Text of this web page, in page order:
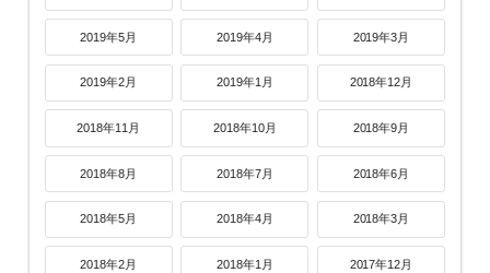
2019年5月 2019年4月 2019年3月
2019年2月 2019年1月 2018年12月
2018年11月 2018年10月 2018年9月
2018年8月 2018年7月 2018年6月
2018年5月 2018年4月 2018年3月
2018年2月 2018年1月 2017年12月